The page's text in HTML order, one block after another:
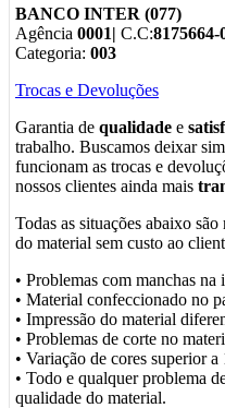
BANCO INTER (077)
Agência 0001| C.C:8175664-
Categoria: 003
Trocas e Devoluções
Garantia de qualidade e
trabalho. Buscamos deixar
funcionam as trocas e
nossos clientes ainda mais
Todas as situações abaixo
do material sem custo ao
• Problemas com manchas na
• Material confeccionado no
• Impressão do material
• Problemas de corte no
• Variação de cores superior a
• Todo e qualquer problema
qualidade do material.